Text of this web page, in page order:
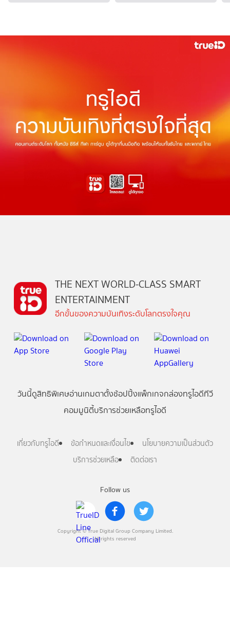
Follow us
Copyright © True Digital Group Company Limited.
All rights reserved
THE NEXT WORLD-CLASS SMART
ENTERTAINMENT
อีกขั้นของความบันเทิงระดับโลกตรงใจคุณ
วันนี้ดูสิทธิพิเศษอ่านเกมตาตั้งช้อปปิ้งแพ็กเกจกล่องทรูไอดีทีวี
คอมมูนิตี้บริการช่วยเหลือทรูไอดี
เกี่ยวกับทรูไอดี ข้อกำหนดและเงื่อนไข
นโยบายความเป็นส่วนตัว
บริการช่วยเหลือ
ติดต่อเรา